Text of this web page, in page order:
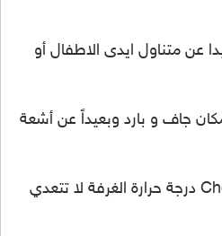
عن متناول ايدى الاطفال أو
جاف و بارد وبعيداً عن أشعة
حفظ اقراص Cholerose درجة حرارة الغرفة لا تتعدي